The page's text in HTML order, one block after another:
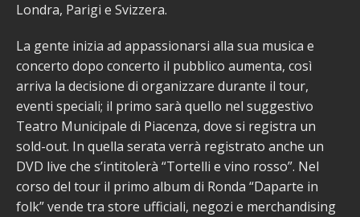
Londra, Parigi e Svizzera.
La gente inizia ad appassionarsi alla sua musica e
concerto dopo concerto il pubblico aumenta, così
arriva la decisione di organizzare durante il tour,
eventi speciali; il primo sarà quello nel suggestivo
Teatro Municipale di Piacenza, dove si registra un
sold-out. In quella serata verrà registrato anche un
DVD live che s’intitolerà “Tortelli e vino rosso”. Nel
corso del tour il primo album di Ronda “Daparte in
folk” vende tra store ufficiali, negozi e merchandising